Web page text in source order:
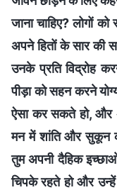
जाना चाहिए? लोगों
अपने हितों के सार की
उनके प्रति विद्रोह
पीड़ा को सहन करने
ऐसा कर सकते हो, और
मन में शांति और सुकून
तुम अपनी दैहिक
चिपके रहते हो और